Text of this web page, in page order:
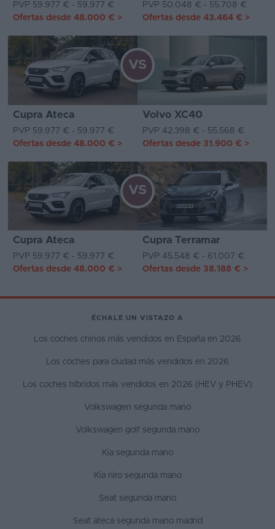
PVP 59.977 € - 59.977 €
PVP 50.048 € - 55.708 €
Ofertas desde 48.000 € > Ofertas desde 43.464 € >
Cupra Ateca Volvo XC40
VS
PVP 59.977 € - 59.977 €
PVP 42.398 € - 55.568 €
Ofertas desde 48.000 € > Ofertas desde 31.900 € >
Cupra Ateca Cupra Terramar
VS
PVP 59.977 € - 59.977 €
PVP 45.548 € - 61.007 €
Ofertas desde 48.000 € > Ofertas desde 38.188 € >
ÉCHALE UN VISTAZO A
Los coches chinos más vendidos en España en 2026
Los coches para ciudad más vendidos en 2026
Los coches híbridos más vendidos en 2026 (HEV y PHEV)
Volkswagen segunda mano
Volkswagen golf segunda mano
Kia segunda mano
Kia niro segunda mano
Seat segunda mano
Seat ateca segunda mano madrid